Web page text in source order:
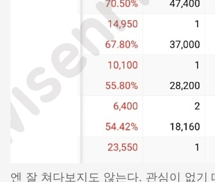
엔 잘 쳐다보지도 않는다. 관심이 없기